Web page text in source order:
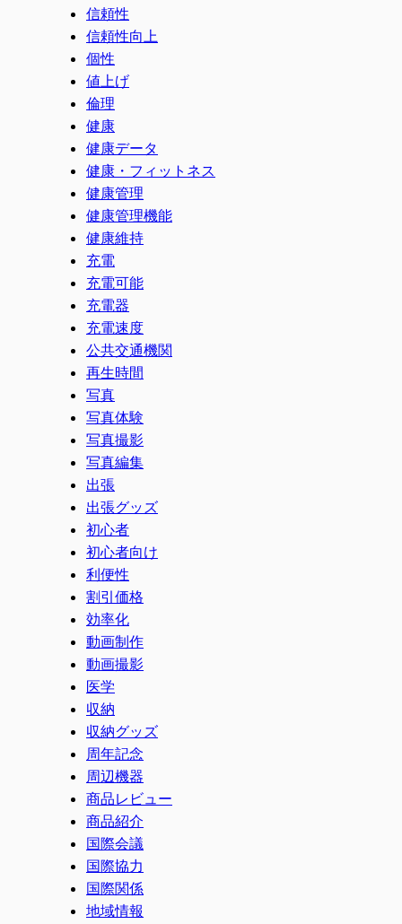
信頼性
信頼性向上
個性
値上げ
倫理
健康
健康データ
健康・フィットネス
健康管理
健康管理機能
健康維持
充電
充電可能
充電器
充電速度
公共交通機関
再生時間
写真
写真体験
写真撮影
写真編集
出張
出張グッズ
初心者
初心者向け
利便性
割引価格
効率化
動画制作
動画撮影
医学
収納
収納グッズ
周年記念
周辺機器
商品レビュー
商品紹介
国際会議
国際協力
国際関係
地域情報